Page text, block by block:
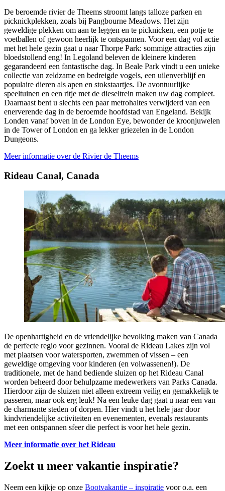
De beroemde rivier de Theems stroomt langs talloze parken en
picknickplekken, zoals bij Pangbourne Meadows. Het zijn
geweldige plekken om aan te leggen en te picknicken, een potje te
voetballen of gewoon heerlijk te ontspannen. Voor een dag vol actie
met het hele gezin gaat u naar Thorpe Park: sommige attracties zijn
bloedstollend eng! In Legoland beleven de kleinere kinderen
gegarandeerd een fantastische dag. In Beale Park vindt u een unieke
collectie van zeldzame en bedreigde vogels, een uilenverblijf en
populaire dieren als apen en stokstaartjes. De avontuurlijke
speeltuinen en een ritje met de dieseltrein maken uw dag compleet.
Daarnaast bent u slechts een paar metrohaltes verwijderd van een
enerverende dag in de beroemde hoofdstad van Engeland. Bekijk
Londen vanaf boven in de London Eye, bewonder de kroonjuwelen
in de Tower of London en ga lekker griezelen in de London
Dungeons.
Meer informatie over de Rivier de Theems
Rideau Canal, Canada
De openhartigheid en de vriendelijke bevolking maken van Canada
de perfecte regio voor gezinnen. Vooral de Rideau Lakes zijn vol
met plaatsen voor watersporten, zwemmen of vissen – een
geweldige omgeving voor kinderen (en volwassenen!). De
traditionele, met de hand bediende sluizen op het Rideau Canal
worden beheerd door behulpzame medewerkers van Parks Canada.
Hierdoor zijn de sluizen niet alleen extreem veilig en gemakkelijk te
passeren, maar ook erg leuk! Na een leuke dag gaat u naar een van
de charmante steden of dorpen. Hier vindt u het hele jaar door
kindvriendelijke activiteiten en evenementen, evenals restaurants
met een ontspannen sfeer die perfect is voor het hele gezin.
Meer informatie over het Rideau
Zoekt u meer vakantie inspiratie?
Neem een kijkje op onze Bootvakantie – inspiratie voor o.a. een